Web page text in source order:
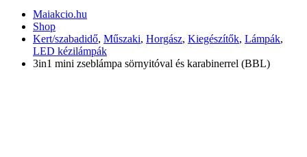
Maiakcio.hu
Shop
Kert/szabadidő, Műszaki, Horgász, Kiegészítők, Lámpák,
LED kézilámpák
3in1 mini zseblámpa sörnyitóval és karabinerrel (BBL)